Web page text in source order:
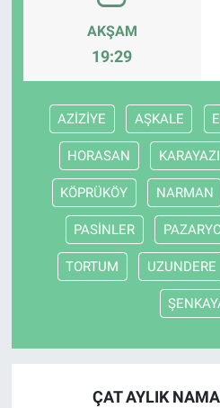
AKŞAM
19:29
AZİZİYE AŞKALE
HORASAN KARAYAZI
KÖPRÜKÖY NARMAN
PASİNLER
TORTUM UZUNDERE
ÇAT AYLIK